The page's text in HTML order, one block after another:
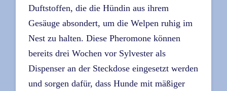
Duftstoffen, die die Hündin aus ihrem
Gesäuge absondert, um die Welpen ruhig im
Nest zu halten. Diese Pheromone können
bereits drei Wochen vor Sylvester als
Dispenser an der Steckdose eingesetzt werden
und sorgen dafür, dass Hunde mit mäßiger